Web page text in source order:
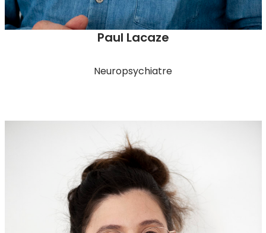
Paul Lacaze
Neuropsychiatre